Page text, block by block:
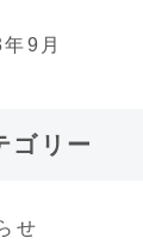
9月
ゴリー
せ